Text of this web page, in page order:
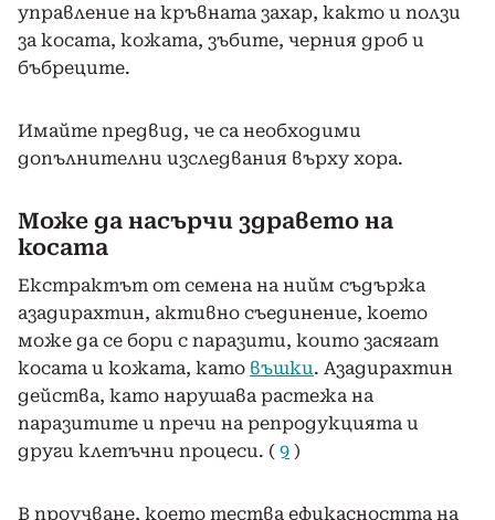
управление на кръвната захар, както и ползи
за косата, кожата, зъбите, черния дроб и
бъбреците.
Имайте предвид, че са необходими
допълнителни изследвания върху хора.
Може да насърчи здравето на
косата
Екстрактът от семена на нийм съдържа
азадирахтин, активно съединение, което
може да се бори с паразити, които засягат
косата и кожата, като въшки. Азадирахтин
действа, като нарушава растежа на
паразитите и пречи на репродукцията и
други клетъчни процеси. ( 9 )
В проучване, което тества ефикасността на